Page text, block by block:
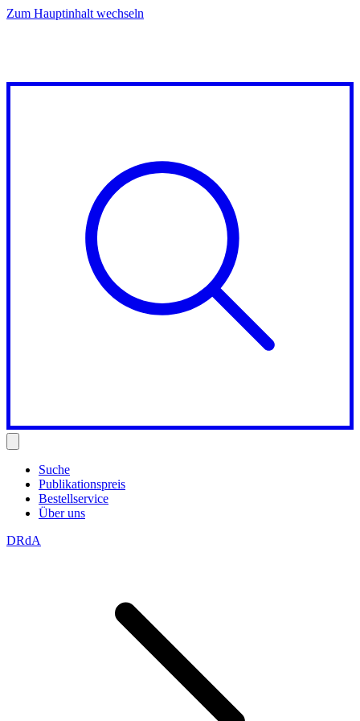
Zum Hauptinhalt wechseln
Suche
Publikationspreis
Bestellservice
Über uns
DRdA